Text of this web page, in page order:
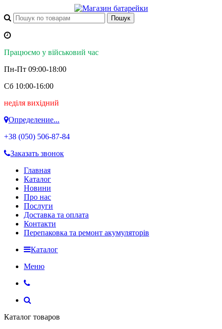
Працюємо у військовий час
Пн-Пт 09:00-18:00
Сб 10:00-16:00
неділя вихідний
Определение...
+38 (050) 506-87-84
Заказать звонок
Главная
Каталог
Новини
Про нас
Послуги
Доставка та оплата
Контакти
Перепаковка та ремонт акумуляторів
Каталог
Меню
Каталог товаров